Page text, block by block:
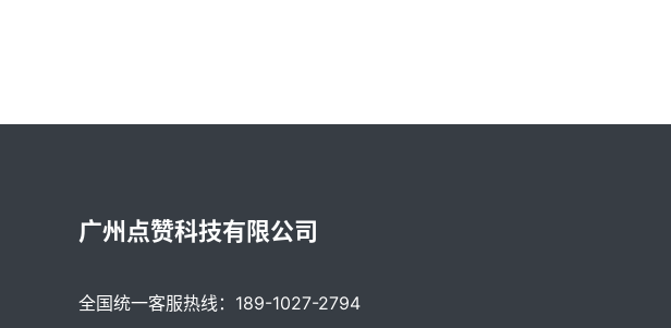
广州点赞科技有限公司
全国统一客服热线：189-1027-2794